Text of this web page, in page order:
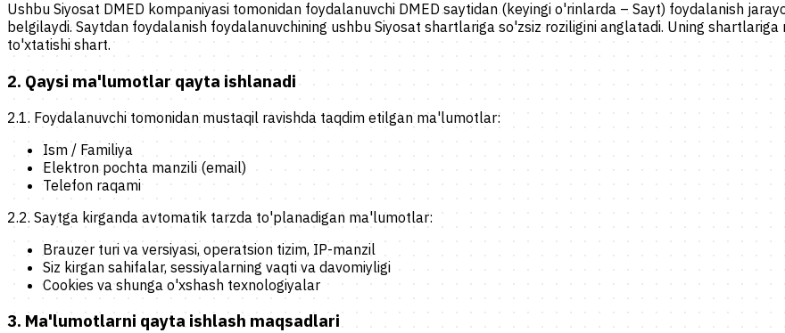
Ushbu Siyosat DMED kompaniyasi tomonidan foydalanuvchi DMED saytidan (keyingi o'rinlarda – Sayt) foydalanish
belgilaydi. Saytdan foydalanish foydalanuvchining ushbu Siyosat shartlariga so'zsiz roziligini anglatadi. Uning
to'xtatishi shart.
2. Qaysi ma'lumotlar qayta ishlanadi
2.1. Foydalanuvchi tomonidan mustaqil ravishda taqdim etilgan ma'lumotlar:
Ism / Familiya
Elektron pochta manzili (email)
Telefon raqami
2.2. Saytga kirganda avtomatik tarzda to'planadigan ma'lumotlar:
Brauzer turi va versiyasi, operatsion tizim, IP-manzil
Siz kirgan sahifalar, sessiyalarning vaqti va davomiyligi
Cookies va shunga o'xshash texnologiyalar
3. Ma'lumotlarni qayta ishlash maqsadlari